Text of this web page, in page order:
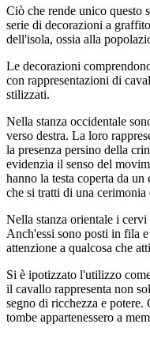
Ciò che rende unico questo
serie di decorazioni a
dell'isola, ossia alla
Le decorazioni
con rappresentazioni di
stilizzati.
Nella stanza occidentale
verso destra. La loro
la presenza persino della
evidenzia il senso del
hanno la testa coperta da
che si tratti di una
Nella stanza orientale i
Anch'essi sono posti in fila e
attenzione a qualcosa che
Si è ipotizzato l'utilizzo
il cavallo rappresenta non
segno di ricchezza e
tombe appartenessero a